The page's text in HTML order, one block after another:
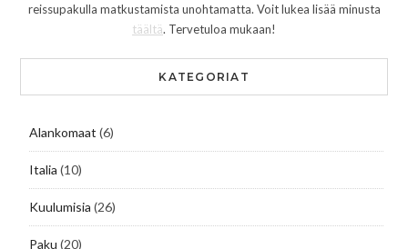
reissupakulla matkustamista unohtamatta. Voit lukea lisää minusta
täältä. Tervetuloa mukaan!
KATEGORIAT
Alankomaat (6)
Italia (10)
Kuulumisia (26)
Paku (20)